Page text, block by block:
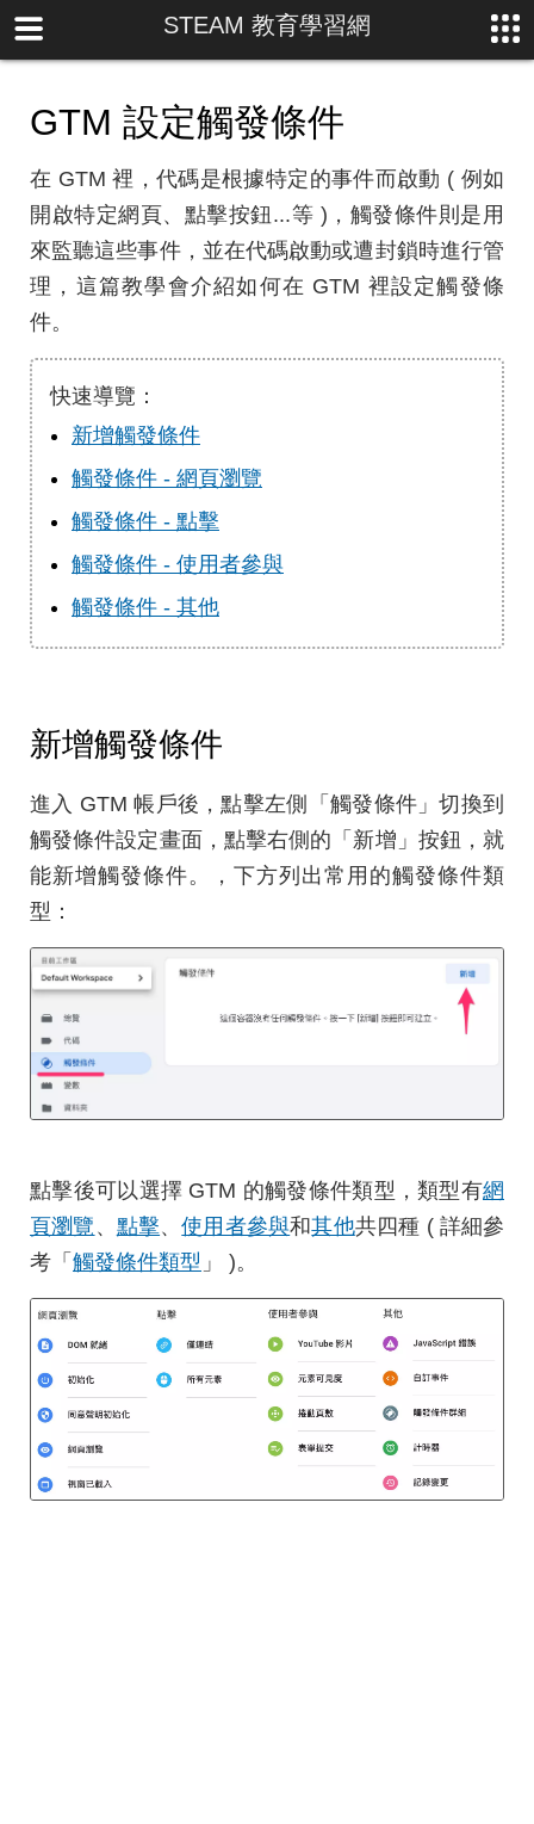
STEAM 教育學習網
GTM 設定觸發條件
在 GTM 裡，代碼是根據特定的事件而啟動 ( 例如
開啟特定網頁、點擊按鈕...等 )，觸發條件則是用
來監聽這些事件，並在代碼啟動或遭封鎖時進行管
理，這篇教學會介紹如何在 GTM 裡設定觸發條
件。
快速導覽：
新增觸發條件
觸發條件 - 網頁瀏覽
觸發條件 - 點擊
觸發條件 - 使用者參與
觸發條件 - 其他
新增觸發條件
進入 GTM 帳戶後，點擊左側「觸發條件」切換到
觸發條件設定畫面，點擊右側的「新增」按鈕，就
能新增觸發條件。，下方列出常用的觸發條件類
型：
點擊後可以選擇 GTM 的觸發條件類型，類型有網
頁瀏覽 、 點擊、使用者參與和其他共四種 ( 詳細參
考「 觸發條件類型 」 )。